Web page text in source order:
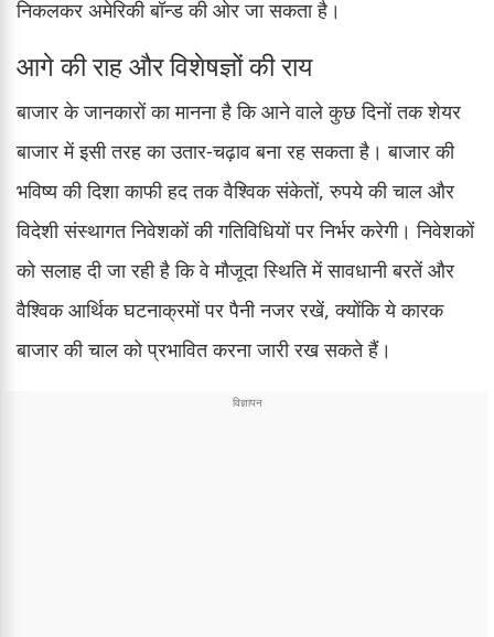
निकलकर अमेरिकी बॉन्ड की ओर जा सकता है।
आगे की राह और विशेषज्ञों की राय
बाजार के जानकारों का मानना है कि आने वाले कुछ दिनों तक शेयर
बाजार में इसी तरह का उतार-चढ़ाव बना रह सकता है। बाजार की
भविष्य की दिशा काफी हद तक वैश्विक संकेतों, रुपये की चाल और
विदेशी संस्थागत निवेशकों की गतिविधियों पर निर्भर करेगी। निवेशकों
को सलाह दी जा रही है कि वे मौजूदा स्थिति में सावधानी बरतें और
वैश्विक आर्थिक घटनाक्रमों पर पैनी नजर रखें, क्योंकि ये कारक
बाजार की चाल को प्रभावित करना जारी रख सकते हैं।